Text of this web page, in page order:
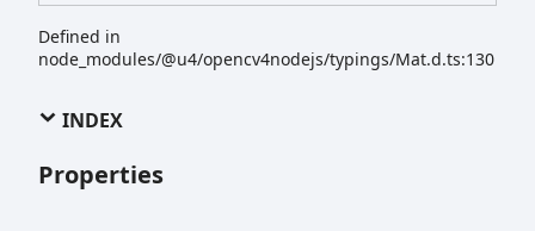
Defined in
node_modules/@u4/opencv4nodejs/typings/Mat.d.ts:130
INDEX
Properties